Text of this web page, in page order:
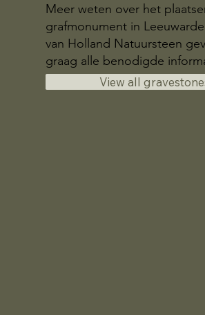
Meer weten over het
grafmonument in
van Holland Natuursteen
graag alle benodigde
View all